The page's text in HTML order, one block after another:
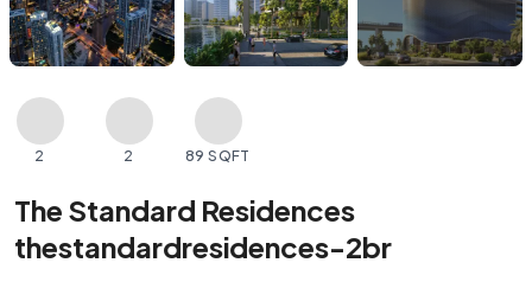
2 2 89 SQFT
The Standard Residences
thestandardresidences-2br